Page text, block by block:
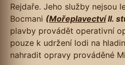
Rejdaře. Jeho služby nejsou
Bocmani (MořeplavectvíII.
plavby provádět operativní
pouze k udržení lodi na
nahradit opravy prováděné